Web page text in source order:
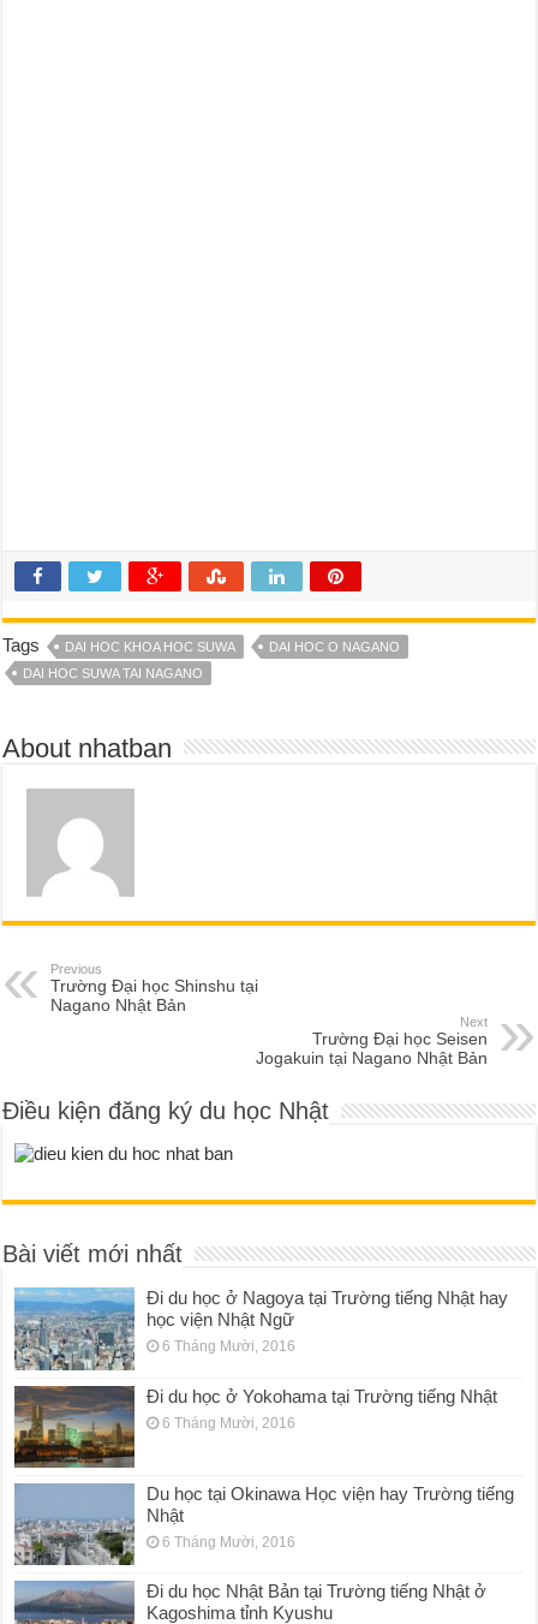
Tags DAI HOC KHOA HOC SUWA
DAI HOC O NAGANO
DAI HOC SUWA TAI NAGANO
About nhatban
Previous
Trường Đại học Shinshu tại
Nagano Nhật Bản
Next
Trường Đại học Seisen
Jogakuin tại Nagano Nhật Bản
Điều kiện đăng ký du học Nhật
Bài viết mới nhất
Đi du học ở Nagoya tại Trường tiếng Nhật hay
học viện Nhật Ngữ
6 Tháng Mười, 2016
Đi du học ở Yokohama tại Trường tiếng Nhật
6 Tháng Mười, 2016
Du học tại Okinawa Học viện hay Trường tiếng
Nhật
6 Tháng Mười, 2016
Đi du học Nhật Bản tại Trường tiếng Nhật ở
Kagoshima tỉnh Kyushu